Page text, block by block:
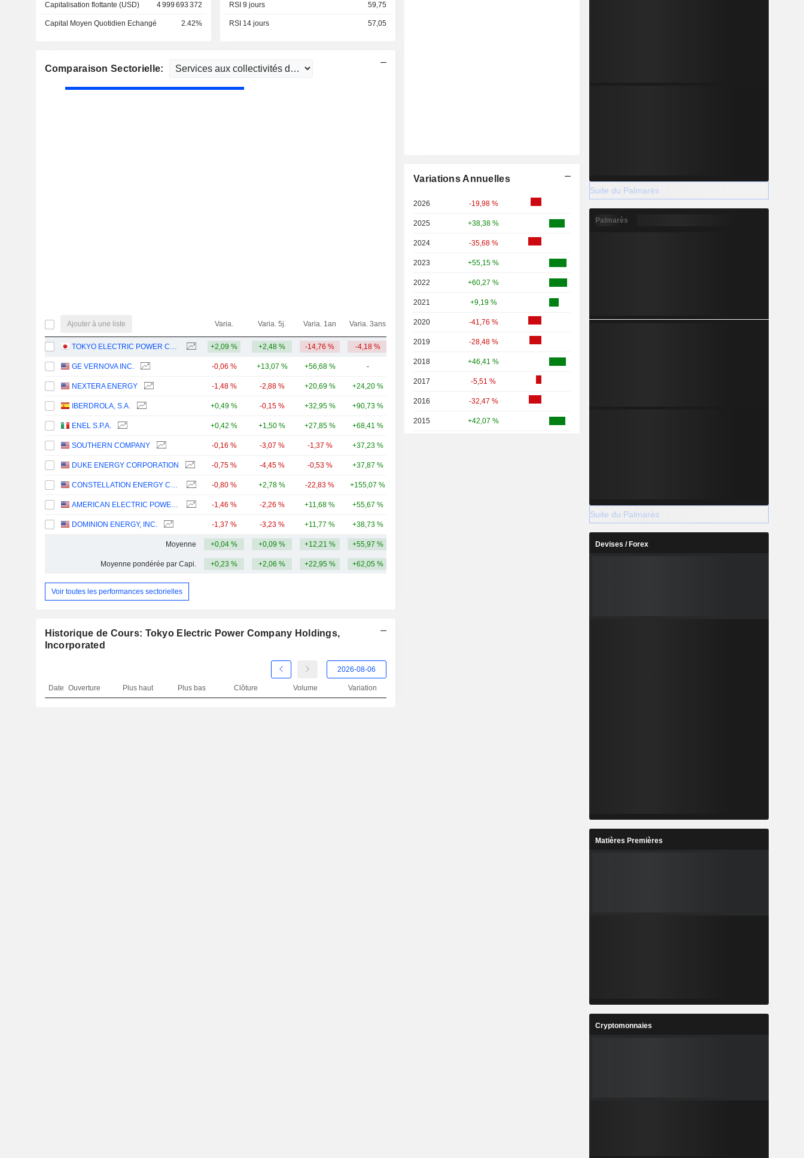
Capitalisation flottante (USD) 4 999 693 372
Capital Moyen Quotidien Echangé 2.42%
RSI 9 jours 59,75
RSI 14 jours 57,05
Comparaison Sectorielle:
Ajouter à une liste Varia. Varia. 5j. Varia. 1an Varia. 3ans Capi.($)
TOKYO ELECTRIC POWER COMPANY HOLDINGS, INCORPORATED +2,09 % +2,48 % -14,76 % -4,18 % 5,35 Md
GE VERNOVA INC. -0,06 % +13,07 % +56,68 % - 271 Md
NEXTERA ENERGY -1,48 % -2,88 % +20,69 % +24,20 % 179 Md
IBERDROLA, S.A. +0,49 % -0,15 % +32,95 % +90,73 % 154 Md
ENEL S.P.A. +0,42 % +1,50 % +27,85 % +68,41 % 115 Md
SOUTHERN COMPANY -0,16 % -3,07 % -1,37 % +37,23 %
DUKE ENERGY CORPORATION -0,75 % -4,45 % -0,53 % +37,87 %
CONSTELLATION ENERGY CORPORATION -0,80 % +2,78 % -22,83 % +155,07 %
AMERICAN ELECTRIC POWER COMPANY, INC. -1,46 % -2,26 % +11,68 % +55,67 %
DOMINION ENERGY, INC. -1,37 % -3,23 % +11,77 % +38,73 %
Moyenne +0,04 % +0,09 % +12,21 % +55,97 %
Moyenne pondérée par Capi. +0,23 % +2,06 % +22,95 % +62,05 %
Voir toutes les performances sectorielles
Historique de Cours: Tokyo Electric Power Company Holdings,
Incorporated
Date Ouverture Plus haut Plus bas Clôture Volume Variation
Variations Annuelles
2026 -19,98 %
2025 +38,38 %
2024 -35,68 %
2023 +55,15 %
2022 +60,27 %
2021 +9,19 %
2020 -41,76 %
2019 -28,48 %
2018 +46,41 %
2017 -5,51 %
2016 -32,47 %
2015 +42,07 %
Suite du Palmarès
Palmarès
Suite du Palmarès
Devises / Forex
Matières Premières
Cryptomonnaies